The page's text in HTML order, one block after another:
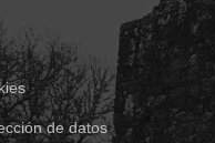
de datos